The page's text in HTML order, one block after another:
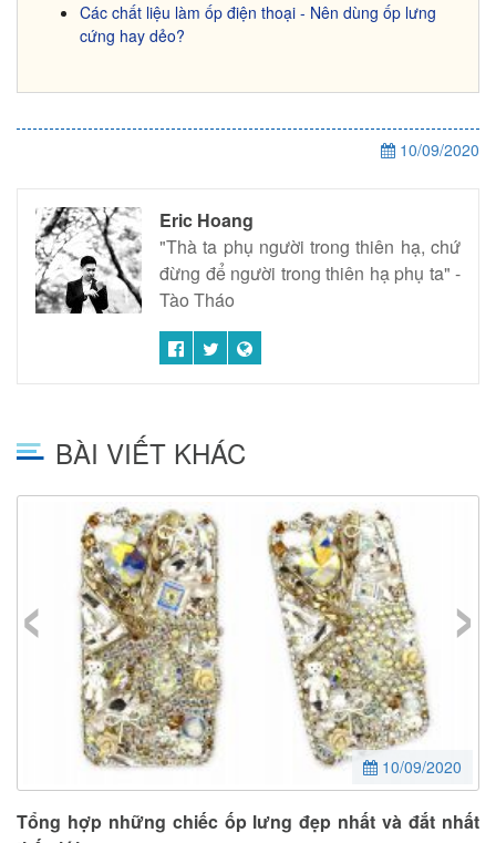
Các chất liệu làm ốp điện thoại - Nên dùng ốp lưng
cứng hay dẻo?
10/09/2020
Eric Hoang
"Thà ta phụ người trong thiên hạ, chứ
đừng để người trong thiên hạ phụ ta" -
Tào Tháo
BÀI VIẾT KHÁC
10/09/2020
Tổng hợp những chiếc ốp lưng đẹp nhất và đắt nhất
‹ ›